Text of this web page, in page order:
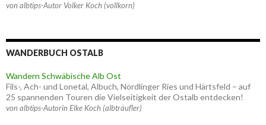
von albtips-Autor Volker Koch (vollkorn)
WANDERBUCH OSTALB
Wandern Schwäbische Alb Ost
Fils-, Ach- und Lonetal, Albuch, Nördlinger Ries und Härtsfeld – auf
25 spannenden Touren die Vielseitigkeit der Ostalb entdecken!
von albtips-Autorin Elke Koch (albträufler)